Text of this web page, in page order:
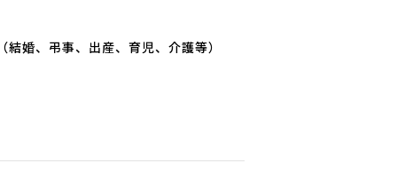
婚、弔事、出産、育児、介護等）